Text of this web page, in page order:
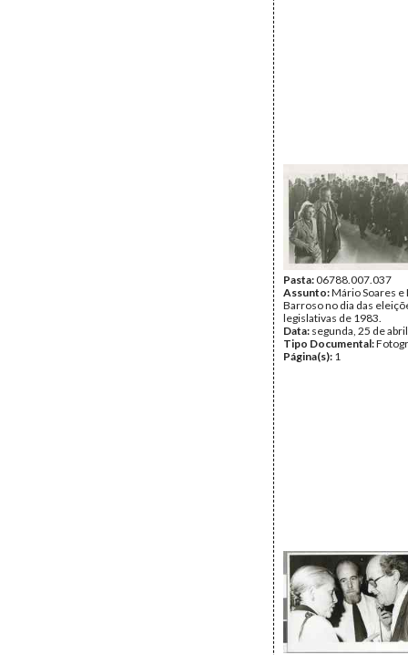
Pasta:06788.007.037
Assunto:Mário Soares e
Barroso no dia das
legislativas de 1983.
Data: segunda, 25 de
Tipo Documental:
Página(s): 1